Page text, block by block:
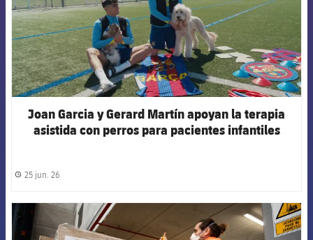
Joan Garcia y Gerard Martín apoyan la terapia
asistida con perros para pacientes infantiles
label.share.clock
25 jun. 26
FCB Barcelona badge